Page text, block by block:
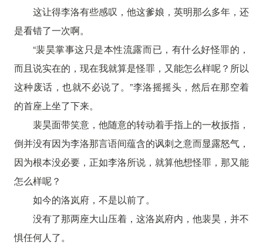
这让得李洛有些感叹，他这爹娘，英明那么多年，还
是看错了一次啊。
“裴昊掌事这只是本性流露而已，有什么好怪罪的，
而且说实在的，现在我就算是怪罪，又能怎么样呢？所以
这种废话，也就不必说了。”李洛摇摇头，然后在那空着
的首座上坐了下来。
裴昊面带笑意，他随意的转动着手指上的一枚扳指，
倒并没有因为李洛那言语间蕴含的讽刺之意而显露怒气，
因为根本没必要，正如李洛所说，就算他想怪罪，那又能
怎么样呢？
如今的洛岚府，不是以前了。
没有了那两座大山压着，这洛岚府内，他裴昊，并不
惧任何人了。